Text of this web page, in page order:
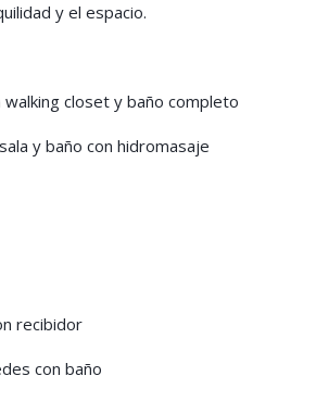
y el espacio.
closet y baño completo
y baño con hidromasaje
recibidor
con baño